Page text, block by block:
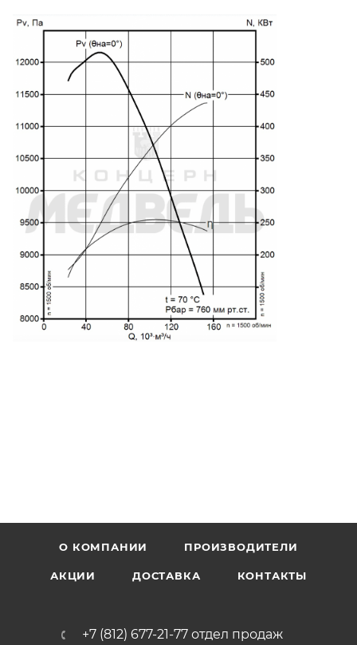
О КОМПАНИИ ПРОИЗВОДИТЕЛИ
АКЦИИ ДОСТАВКА КОНТАКТЫ
+7 (812) 677-21-77 отдел продаж